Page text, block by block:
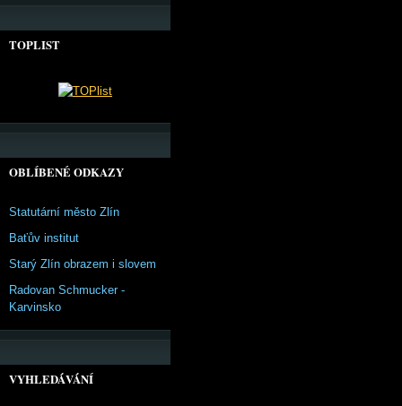
TOPLIST
OBLÍBENÉ ODKAZY
Statutární město Zlín
Baťův institut
Starý Zlín obrazem i slovem
Radovan Schmucker -
Karvinsko
VYHLEDÁVÁNÍ